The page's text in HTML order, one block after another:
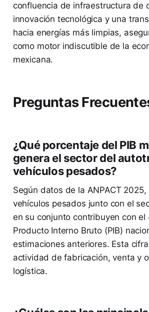
confluencia de infraestructura de
innovación tecnológica y una
hacia energías más limpias,
como motor indiscutible de la
mexicana.
Preguntas
¿Qué porcentaje del PIB
genera el sector del
vehículos pesados?
Según datos de la ANPACT
vehículos pesados junto con el
en su conjunto contribuyen con el
Producto Interno Bruto (PIB)
estimaciones anteriores. Esta
actividad de fabricación, venta y
logística.